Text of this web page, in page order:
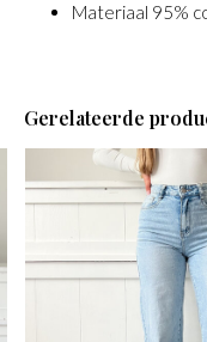
Materiaal 95%
Gerelateerde